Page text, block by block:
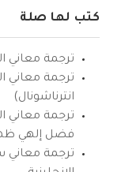
كتب لها صلة
ترجمة معاني
ترجمة معاني
انترناشونال)
ترجمة معاني
فضل إلهي
ترجمة معاني